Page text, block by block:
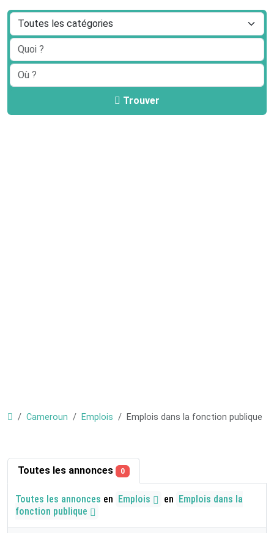
Trouver
Cameroun Emplois Emplois dans la fonction publique
Toutes les annonces 0
Toutes les annonces en Emplois en Emplois dans la
fonction publique